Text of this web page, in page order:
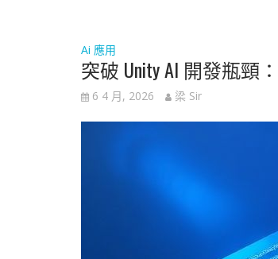
Ai 應用
突破 Unity AI 開發瓶頸
6 4 月, 2026 梁 Sir